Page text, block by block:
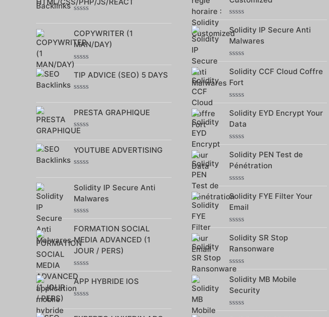
sur
5
sur
5
COPYWRITER (1
MAN/DAY)
Note
0
5
TIP ADVICE (SEO) 5 DAYS
sur
PRESTA GRAPHIQUE
Note
sur
YOUTUBE ADVERTISING
sur
5
Solidity IP Secure Anti
Malwares
0
sur
5
FORMATION SOCIAL
MEDIA ADVANCED (1
JOUR / PERS)
Note
0
sur
5
APP HYBRIDE IOS
5
0
sur
5
Solidity IP Secure Anti
Malwares
0
sur
5
Solidity CCF Cloud Coffre
Fort
0
sur
5
Solidity EYD Encrypt Your
Data
0
sur
5
Solidity PEN Test de
Pénétration
0
sur
5
Solidity FYE Filter Your
Email
0
sur
5
Solidity SR Stop
Ransonware
Note
0
sur
5
Solidity MB Mobile
Security